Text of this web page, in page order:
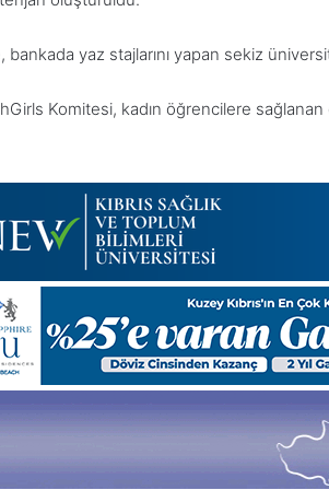
bankada yaz stajlarını yapan sekiz
Komitesi, kadın öğrencilere
Kasım 2025